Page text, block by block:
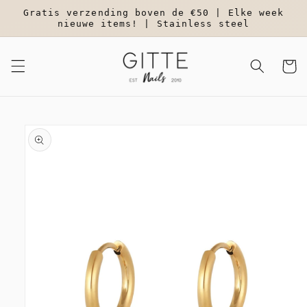
naar de
content
Gratis verzending boven de €50 | Elke week
nieuwe items! | Stainless steel
direct naar